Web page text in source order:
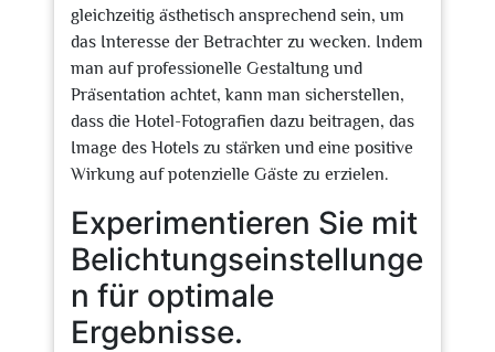
gleichzeitig ästhetisch ansprechend sein, um
das Interesse der Betrachter zu wecken. Indem
man auf professionelle Gestaltung und
Präsentation achtet, kann man sicherstellen,
dass die Hotel-Fotografien dazu beitragen, das
Image des Hotels zu stärken und eine positive
Wirkung auf potenzielle Gäste zu erzielen.
Experimentieren Sie mit
Belichtungseinstellunge
n für optimale
Ergebnisse.